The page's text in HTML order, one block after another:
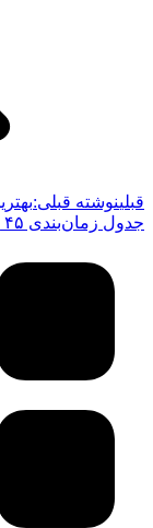
قبلینوشته قبلی:
جدول زمان‌بندی ۴۵ روزه